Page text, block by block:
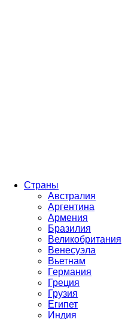
Страны
Австралия
Аргентина
Армения
Бразилия
Великобритания
Венесуэла
Вьетнам
Германия
Греция
Грузия
Египет
Индия